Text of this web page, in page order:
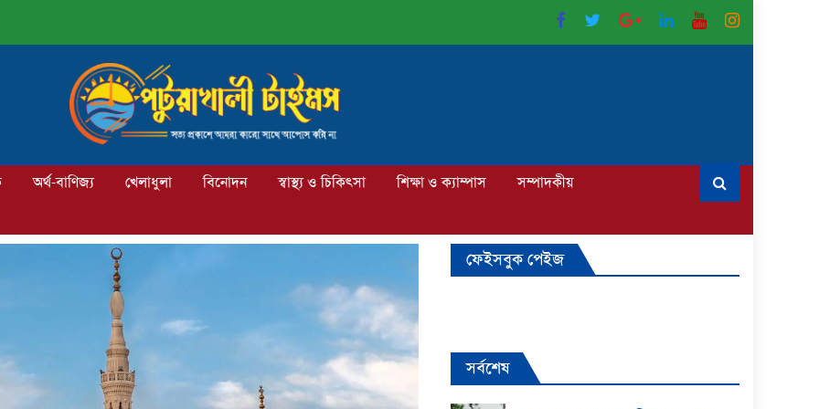
অর্থ-বাণিজ্য খেলাধুলা বিনোদন স্বাস্থ্য ও চিকিৎসা শিক্ষা ও ক্যাম্পাস
সম্পাদকীয়
ফেইসবুক পেইজ
সর্বশেষ